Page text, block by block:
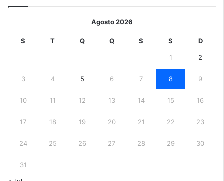
Agosto 2026
S T Q Q S S D
1 2
3 4 5 6 7 8 9
10 11 12 13 14 15 16
17 18 19 20 21 22 23
24 25 26 27 28 29 30
31